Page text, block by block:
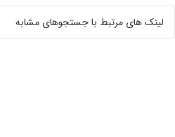
لینک های مرتبط با جستجوهای مشابه